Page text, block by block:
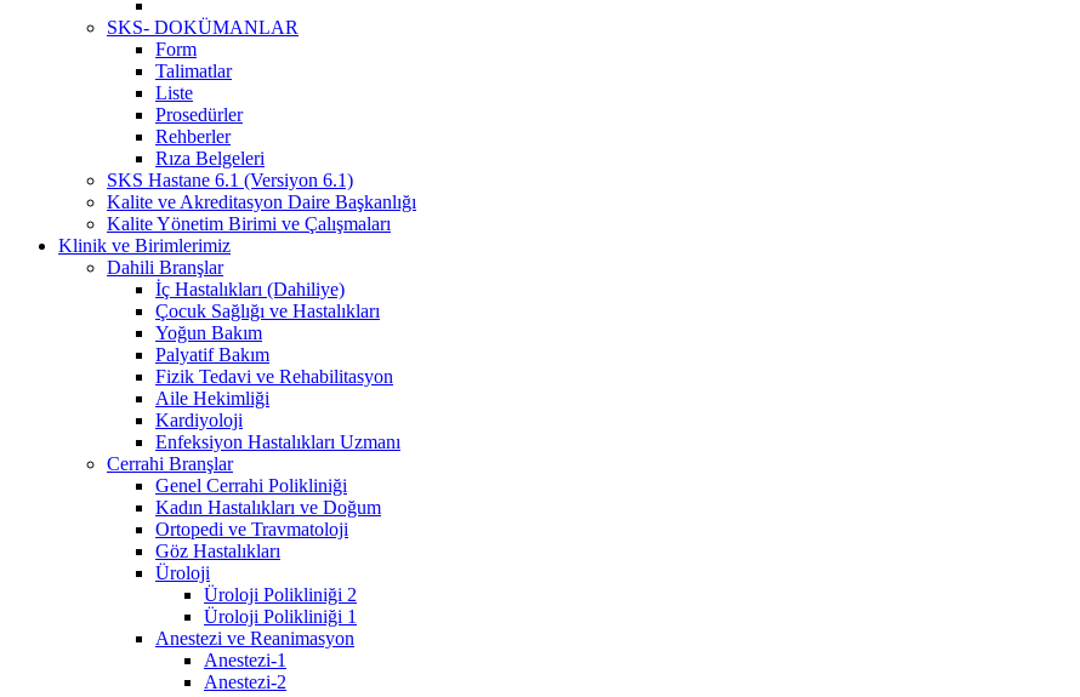
SKS- DOKÜMANLAR
Form
Talimatlar
Liste
Prosedürler
Rehberler
Rıza Belgeleri
SKS Hastane 6.1 (Versiyon 6.1)
Kalite ve Akreditasyon Daire Başkanlığı
Kalite Yönetim Birimi ve Çalışmaları
Klinik ve Birimlerimiz
Dahili Branşlar
İç Hastalıkları (Dahiliye)
Çocuk Sağlığı ve Hastalıkları
Yoğun Bakım
Palyatif Bakım
Fizik Tedavi ve Rehabilitasyon
Aile Hekimliği
Kardiyoloji
Enfeksiyon Hastalıkları Uzmanı
Cerrahi Branşlar
Genel Cerrahi Polikliniği
Kadın Hastalıkları ve Doğum
Ortopedi ve Travmatoloji
Göz Hastalıkları
Üroloji
Üroloji Polikliniği 2
Üroloji Polikliniği 1
Anestezi ve Reanimasyon
Anestezi-1
Anestezi-2